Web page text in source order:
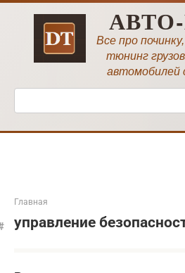
Перейти
Все про
тюнинг
автомобилей
Поиск:
Главная
управление